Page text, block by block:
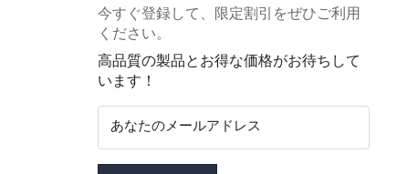
今すぐ登録して、限定割引をぜひご利用
ください。
高品質の製品とお得な価格がお待ちして
います！
あなたのメールアドレス